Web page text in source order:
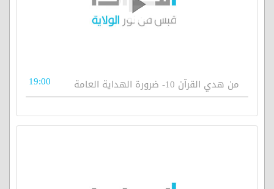
من هدي القرآن 10- ضرورة الهداية العامة 19:00